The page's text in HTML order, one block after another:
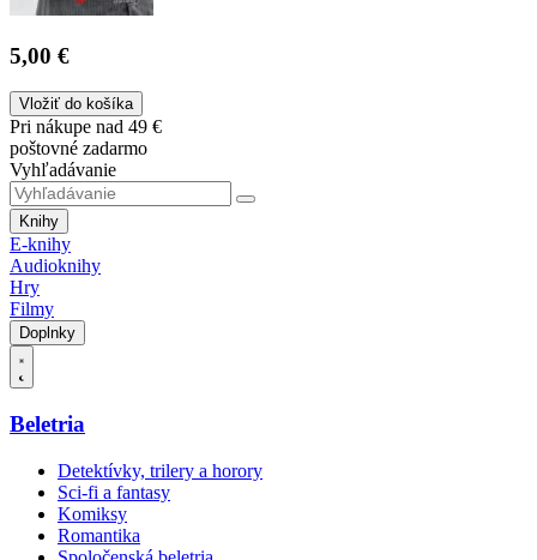
5,00 €
Vložiť do košíka
Pri nákupe nad 49 €
poštovné zadarmo
Vyhľadávanie
Knihy
E-knihy
Audioknihy
Hry
Filmy
Doplnky
Beletria
Detektívky, trilery a horory
Sci-fi a fantasy
Komiksy
Romantika